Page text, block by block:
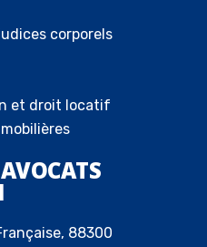
corporels
et droit locatif
88300